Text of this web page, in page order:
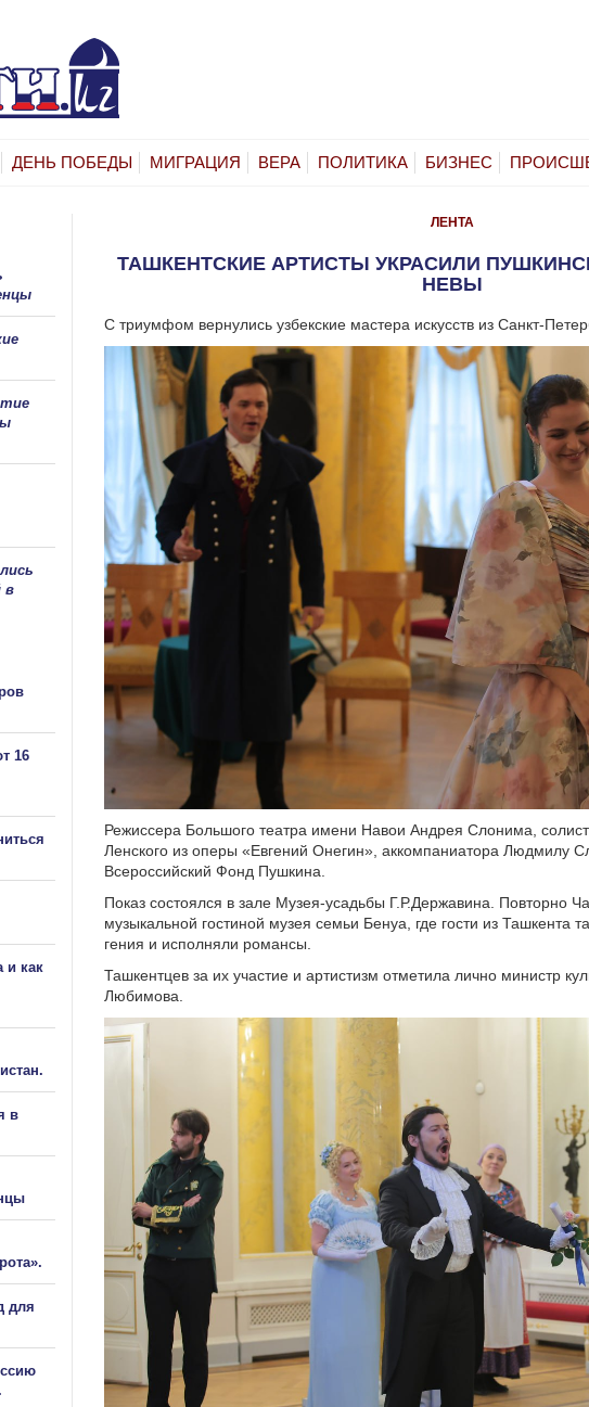
ДЕНЬ ПОБЕДЫ МИГРАЦИЯ ВЕРА ПОЛИТИКА БИЗНЕС
ЛЕНТА
ТАШКЕНТСКИЕ АРТИСТЫ УКРАСИЛИ
НЕВЫ
С триумфом вернулись узбекские мастера искусств из Санкт-
Режиссера Большого театра имени Навои Андрея Слонима,
Ленского из оперы «Евгений Онегин», аккомпаниатора Людмилу
Всероссийский Фонд Пушкина.
Показ состоялся в зале Музея-усадьбы Г.Р.Державина. Повторно
музыкальной гостиной музея семьи Бенуа, где гости из Ташкента
гения и исполняли романсы.
Ташкентцев за их участие и артистизм отметила лично министр
Любимова.
в
16
и как
в
для